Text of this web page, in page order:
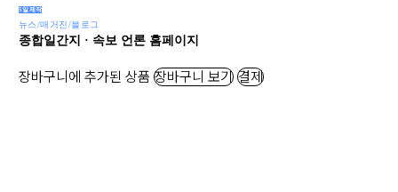
5일제작
뉴스/매거진/블로그
종합일간지 · 속보 언론 홈페이지
장바구니에 추가된 상품 장바구니 보기 결제